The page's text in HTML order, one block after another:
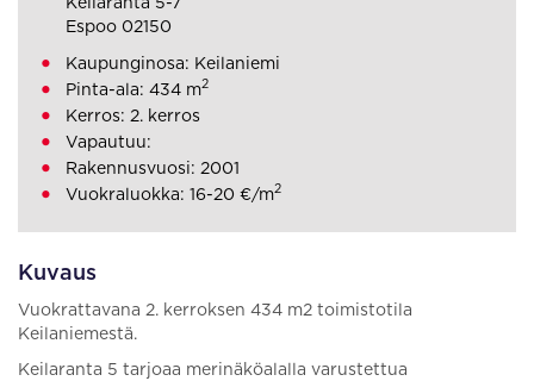
Kuvaus
Vuokrattavana 2. kerroksen 434 m2 toimistotila
Keilaniemestä.
Keilaranta 5 tarjoaa merinäköalalla varustettua
Keilaranta 5-7
Espoo 02150
Kaupunginosa: Keilaniemi
Pinta-ala: 434 m2
Kerros: 2. kerros
Vapautuu:
Rakennusvuosi: 2001
Vuokraluokka: 16-20 €/m2